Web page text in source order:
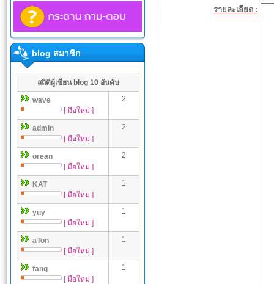
blog สมาชิก
สถิติผู้เขียน blog 10 อันดับ
wave
[ มือใหม่ ]
2
admin
[ มือใหม่ ]
2
orean
[ มือใหม่ ]
2
KAT
[ มือใหม่ ]
1
yuy
[ มือใหม่ ]
1
aTon
[ มือใหม่ ]
1
fang
[ มือใหม่ ]
1
รายละเอียด :